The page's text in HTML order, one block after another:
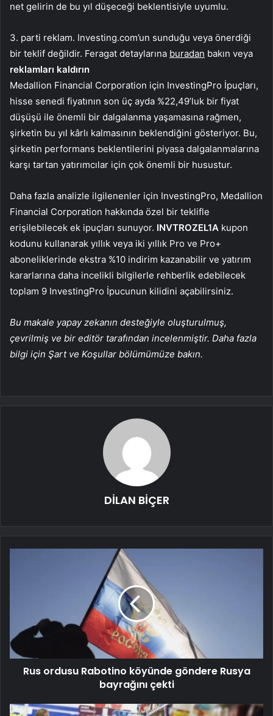
net gelirin de bu yıl düşeceği beklentisiyle uyumlu.
3. parti reklam. Investing.com’un sunduğu veya önerdiği
bir teklif değildir. Feragat detaylarına buradan bakın veya
reklamları kaldırın
Medallion Financial Corporation için InvestingPro İpuçları,
hisse senedi fiyatının son üç ayda %22,49’luk bir fiyat
düşüşü ile önemli bir dalgalanma yaşamasına rağmen,
şirketin bu yıl kârlı kalmasının beklendiğini gösteriyor. Bu,
şirketin performans beklentilerini piyasa dalgalanmalarına
karşı tartan yatırımcılar için çok önemli bir husustur.
Daha fazla analizle ilgilenenler için InvestingPro, Medallion
Financial Corporation hakkında özel bir teklifle
erişilebilecek ek ipuçları sunuyor. INVTROZEL1A kupon
kodunu kullanarak yıllık veya iki yıllık Pro ve Pro+
aboneliklerinde ekstra %10 indirim kazanabilir ve yatırım
kararlarına daha incelikli bilgilerle rehberlik edebilecek
toplam 9 InvestingPro İpucunun kilidini açabilirsiniz.
Bu makale yapay zekanın desteğiyle oluşturulmuş,
çevrilmiş ve bir editör tarafından incelenmiştir. Daha fazla
bilgi için Şart ve Koşullar bölümümüze bakın.
DİLAN BİÇER
Rus ordusu Rabotino köyünde göndere Rusya
bayrağını çekti